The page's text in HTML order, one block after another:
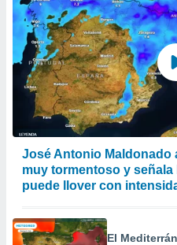
José Antonio Maldonado
muy tormentoso y
puede llover con
El